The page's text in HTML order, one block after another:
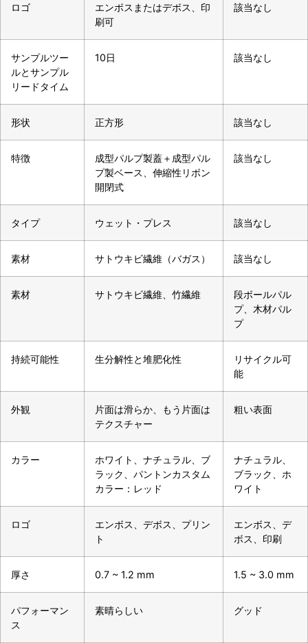
ロゴ
エンボスまたはデボス、印
刷可
該当なし
サンプルツー
ルとサンプル
リードタイム
10日 該当なし
形状 正方形 該当なし
特徴
成型パルプ製蓋＋成型パル
プ製ベース、伸縮性リボン
開閉式
該当なし
タイプ ウェット・プレス 該当なし
素材 サトウキビ繊維（バガス） 該当なし
素材 サトウキビ繊維、竹繊維
段ボールパル
プ、木材パル
プ
持続可能性 生分解性と堆肥化性
リサイクル可
能
外観
片面は滑らか、もう片面は
テクスチャー
粗い表面
カラー
ホワイト、ナチュラル、ブ
ラック、パントンカスタム
カラー：レッド
ナチュラル、
ブラック、ホ
ワイト
ロゴ
エンボス、デボス、プリン
ト
エンボス、デ
ボス、印刷
厚さ 0.7 ~ 1.2 mm 1.5 ~ 3.0 mm
パフォーマン
ス
素晴らしい グッド